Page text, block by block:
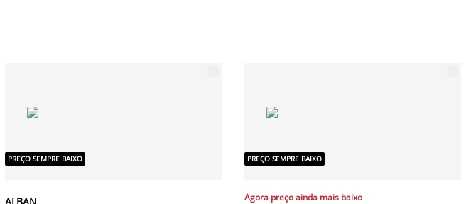
PREÇO SEMPRE BAIXO PREÇO SEMPRE BAIXO
Agora preço ainda mais baixo